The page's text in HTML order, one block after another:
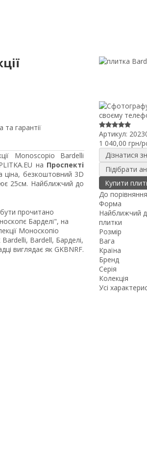
та гарантії
Monoscopio Bardelli
на Проспекті
безкоштовний 3D
25см. Найближчий до
прочитано
Барделі", на
Моноскопіо
Bardell, Барделі,
виглядає як GKBNRF.
Артикул:
1 040,00 грн/
Дізнатися
Підібрати
Купити
До порівняння
Форма
Найближчий
плитки
Розмір
Вага
Країна
Бренд
Серія
Колекція
Усі